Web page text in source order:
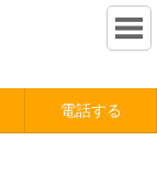
電話する